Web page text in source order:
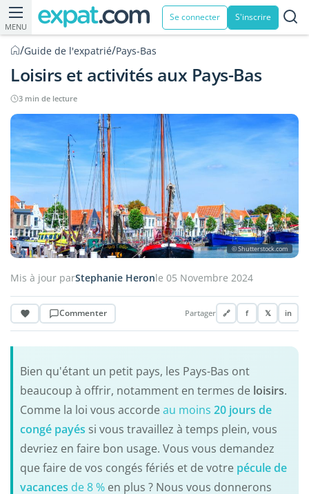
MENU
Se connecter S'inscrire
/Guide de l'expatrié/Pays-Bas
Loisirs et activités aux Pays-Bas
3 min de lecture
© Shutterstock.com
Mis à jour parStephanie Heronle 05 Novembre 2024
Commenter Partager 🔗 f 𝕏 in
Bien qu'étant un petit pays, les Pays-Bas ont
beaucoup à offrir, notamment en termes de loisirs.
Comme la loi vous accorde au moins 20 jours de
congé payés si vous travaillez à temps plein, vous
devriez en faire bon usage. Vous vous demandez
que faire de vos congés fériés et de votre pécule de
vacances de 8 %en plus ? Nous vous donnerons